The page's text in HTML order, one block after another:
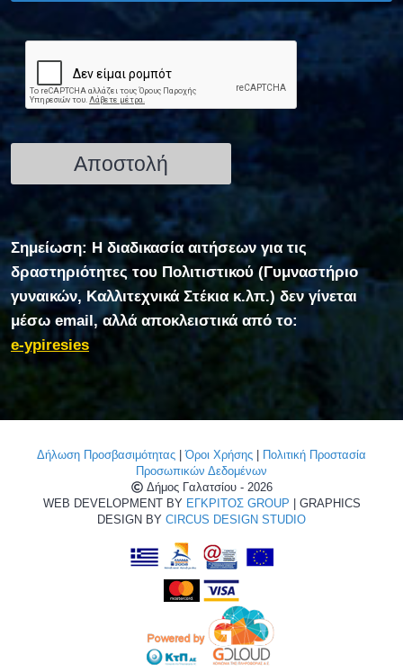
Σημείωση: Η διαδικασία αιτήσεων για τις
δραστηριότητες του Πολιτιστικού (Γυμναστήριο
γυναικών, Καλλιτεχνικά Στέκια κ.λπ.) δεν γίνεται
μέσω email, αλλά αποκλειστικά από το:
e-ypiresies
Δήλωση Προσβασιμότητας |Όροι Χρήσης
Πολιτική Προστασία
Προσωπικών Δεδομένων
Δήμος Γαλατσίου - 2026
WEB DEVELOPMENT BY ΕΓΚΡΙΤΟΣ GROUP | GRAPHICS
DESIGN BY CIRCUS DESIGN STUDIO